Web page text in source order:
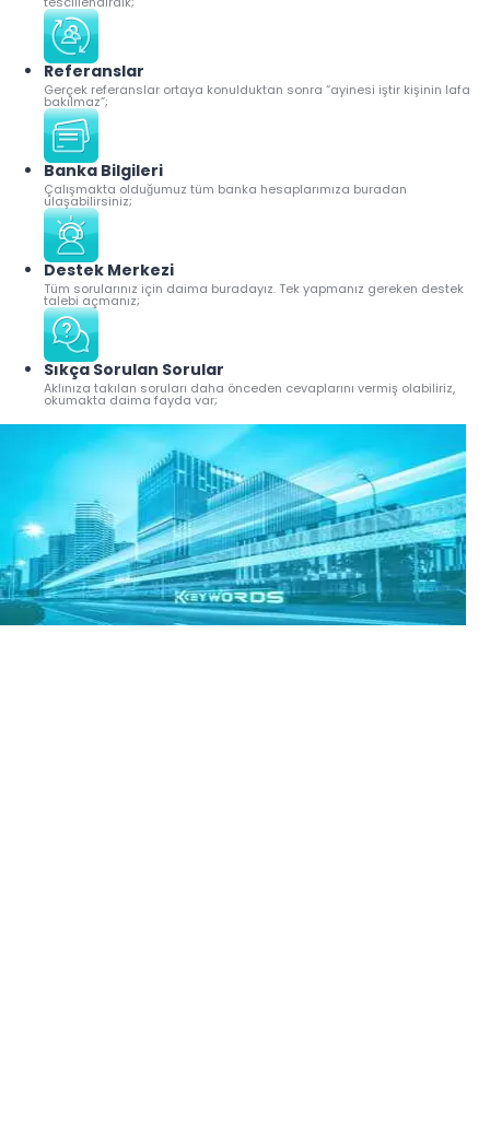
Referanslar
Gerçek referanslar ortaya konulduktan sonra “ayinesi iştir kişinin lafa
bakılmaz”;
Banka Bilgileri
Çalışmakta olduğumuz tüm banka hesaplarımıza buradan
ulaşabilirsiniz;
Destek Merkezi
Tüm sorularınız için daima buradayız. Tek yapmanız gereken destek
talebi açmanız;
Sıkça Sorulan Sorular
Aklınıza takılan soruları daha önceden cevaplarını vermiş olabiliriz,
okumakta daima fayda var;